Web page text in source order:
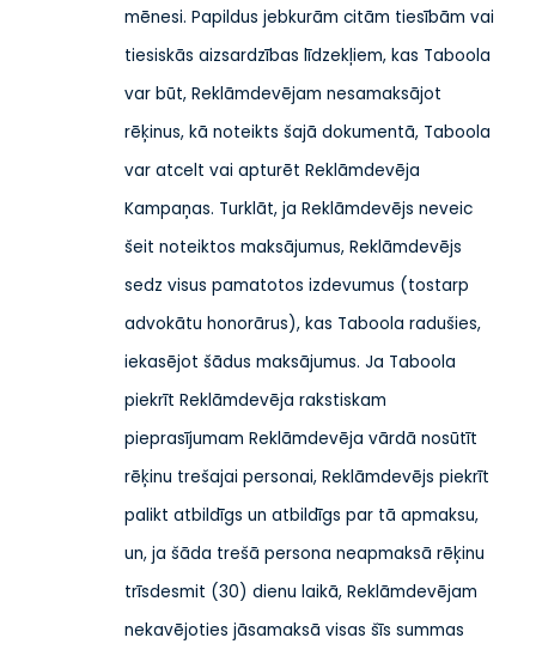
mēnesi. Papildus jebkurām citām tiesībām vai
tiesiskās aizsardzības līdzekļiem, kas Taboola
var būt, Reklāmdevējam nesamaksājot
rēķinus, kā noteikts šajā dokumentā, Taboola
var atcelt vai apturēt Reklāmdevēja
Kampaņas. Turklāt, ja Reklāmdevējs neveic
šeit noteiktos maksājumus, Reklāmdevējs
sedz visus pamatotos izdevumus (tostarp
advokātu honorārus), kas Taboola radušies,
iekasējot šādus maksājumus. Ja Taboola
piekrīt Reklāmdevēja rakstiskam
pieprasījumam Reklāmdevēja vārdā nosūtīt
rēķinu trešajai personai, Reklāmdevējs piekrīt
palikt atbildīgs un atbildīgs par tā apmaksu,
un, ja šāda trešā persona neapmaksā rēķinu
trīsdesmit (30) dienu laikā, Reklāmdevējam
nekavējoties jāsamaksā visas šīs summas